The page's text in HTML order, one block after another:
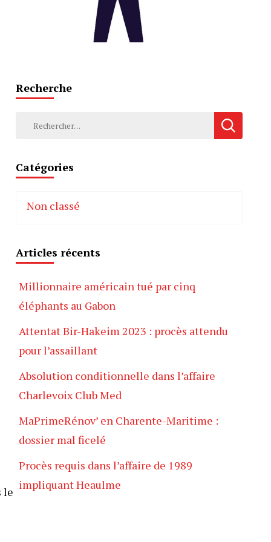
le
Recherche
Rechercher :
Catégories
Non classé
Articles récents
Millionnaire américain tué par cinq
éléphants au Gabon
Attentat Bir-Hakeim 2023 : procès attendu
pour l’assaillant
Absolution conditionnelle dans l’affaire
Charlevoix Club Med
MaPrimeRénov’ en Charente-Maritime :
dossier mal ficelé
Procès requis dans l’affaire de 1989
impliquant Heaulme